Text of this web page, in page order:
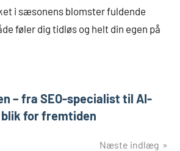
i sæsonens blomster fuldende
føler dig tidløs og helt din egen på
– fra SEO-specialist til AI-
for fremtiden
Næste indlæg